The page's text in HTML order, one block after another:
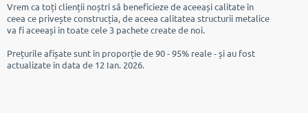
Vrem ca toți clienții noștri să beneficieze de aceeași calitate în
ceea ce privește construcția, de aceea calitatea structurii metalice
va fi aceeași în toate cele 3 pachete create de noi.
Prețurile afișate sunt în proporție de 90 - 95% reale - și au fost
actualizate în data de 12 Ian. 2026.